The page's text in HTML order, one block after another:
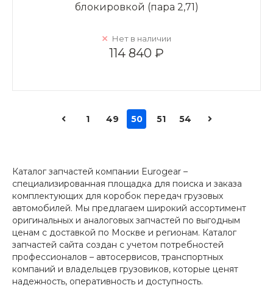
блокировкой (пара 2,71)
Нет в наличии
114 840 ₽
1 49 50 51 54
Каталог запчастей компании Eurogear –
специализированная площадка для поиска и заказа
комплектующих для коробок передач грузовых
автомобилей. Мы предлагаем широкий ассортимент
оригинальных и аналоговых запчастей по выгодным
ценам с доставкой по Москве и регионам. Каталог
запчастей сайта создан с учетом потребностей
профессионалов – автосервисов, транспортных
компаний и владельцев грузовиков, которые ценят
надежность, оперативность и доступность.